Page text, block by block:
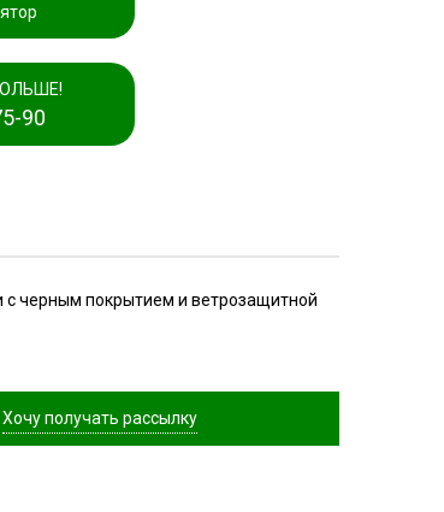
90
с черным покрытием и ветрозащитной
Хочу получать рассылку